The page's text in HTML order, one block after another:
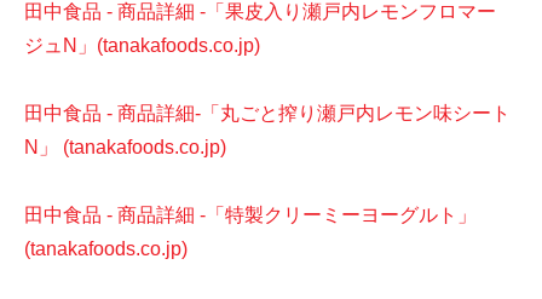
田中食品 - 商品詳細 -「果皮入り瀬戸内レモンフロマー
ジュN」(tanakafoods.co.jp)
田中食品 - 商品詳細-「丸ごと搾り瀬戸内レモン味シート
N」 (tanakafoods.co.jp)
田中食品 - 商品詳細 -「特製クリーミーヨーグルト」
(tanakafoods.co.jp)